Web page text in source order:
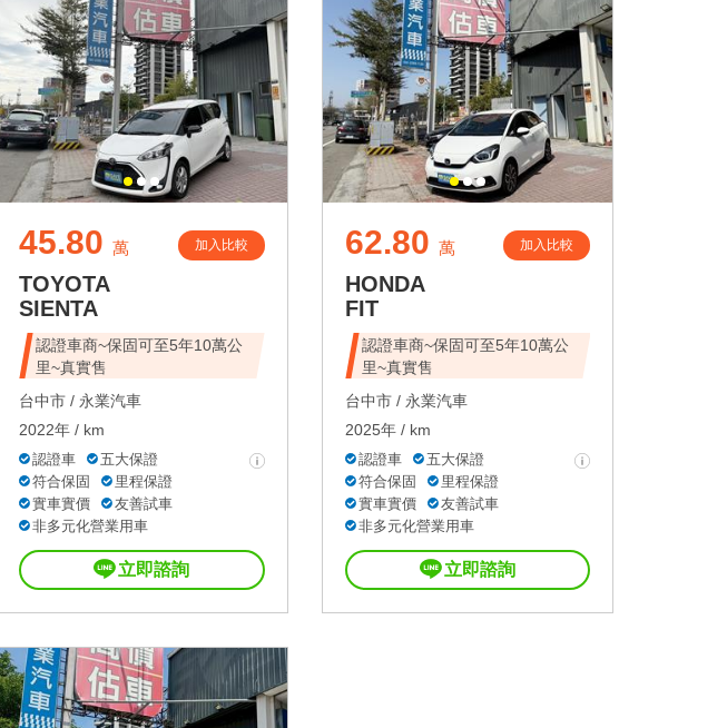
45.80 萬 加入比較
TOYOTA
SIENTA
認證車商~保固可至5年10萬公
里~真實售
台中市 / 永業汽車
2022年 / km
認證車
五大保證
符合保固
里程保證
實車實價
友善試車
非多元化營業用車
立即諮詢
62.80 萬 加入比較
HONDA
FIT
認證車商~保固可至5年10萬公
里~真實售
台中市 / 永業汽車
2025年 / km
認證車
五大保證
符合保固
里程保證
實車實價
友善試車
非多元化營業用車
立即諮詢